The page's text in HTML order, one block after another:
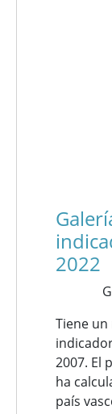
2022
Tiene
2007. El
ha
país